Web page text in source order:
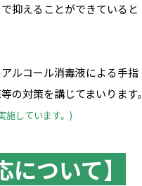
抑えることができていると
ルコール消毒液による手指
の対策を講じてまいります。
施しています。)
について】